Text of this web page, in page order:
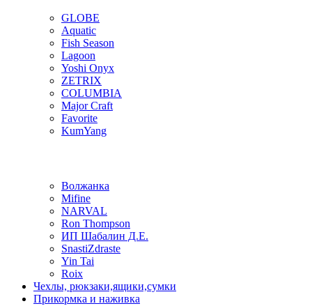
GLOBE
Aquatic
Fish Season
Lagoon
Yoshi Onyx
ZETRIX
COLUMBIA
Major Craft
Favorite
KumYang
Волжанка
Mifine
NARVAL
Ron Thompson
ИП Шабалин Д.Е.
SnastiZdraste
Yin Tai
Roix
Чехлы, рюкзаки,ящики,сумки
Прикормка и наживка